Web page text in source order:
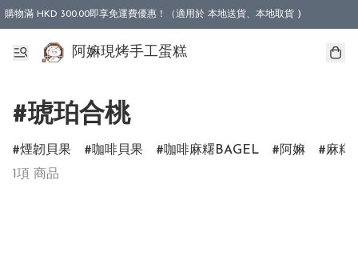
購物滿 HKD 300.00即享免運費優惠！（適用於 本地送貨、本地取貨 )
阿嫲現烤手工蛋糕
#琥珀合桃
煙韌貝果 咖啡貝果 咖啡麻糬BAGEL 阿嫲
麻糬
1項 商品